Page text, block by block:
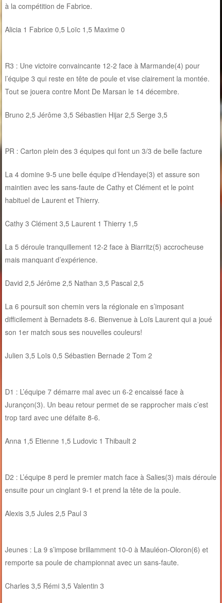
à la compétition de Fabrice.
Alicia 1 Fabrice 0,5 Loïc 1,5 Maxime 0
R3 : Une victoire convaincante 12-2 face à Marmande(4) pour
l’équipe 3 qui reste en tête de poule et vise clairement la montée.
Tout se jouera contre Mont De Marsan le 14 décembre.
Bruno 2,5 Jérôme 3,5 Sébastien Hijar 2,5 Serge 3,5
PR : Carton plein des 3 équipes qui font un 3/3 de belle facture
La 4 domine 9-5 une belle équipe d’Hendaye(3) et assure son
maintien avec les sans-faute de Cathy et Clément et le point
habituel de Laurent et Thierry.
Cathy 3 Clément 3,5 Laurent 1 Thierry 1,5
La 5 déroule tranquillement 12-2 face à Biarritz(5) accrocheuse
mais manquant d’expérience.
David 2,5 Jérôme 2,5 Nathan 3,5 Pascal 2,5
La 6 poursuit son chemin vers la régionale en s’imposant
difficilement à Bernadets 8-6. Bienvenue à Loïs Laurent qui a joué
son 1er match sous ses nouvelles couleurs!
Julien 3,5 Loïs 0,5 Sébastien Bernade 2 Tom 2
D1 : L’équipe 7 démarre mal avec un 6-2 encaissé face à
Jurançon(3). Un beau retour permet de se rapprocher mais c’est
trop tard avec une défaite 8-6.
Anna 1,5 Etienne 1,5 Ludovic 1 Thibault 2
D2 : L’équipe 8 perd le premier match face à Salies(3) mais déroule
ensuite pour un cinglant 9-1 et prend la tête de la poule.
Alexis 3,5 Jules 2,5 Paul 3
Jeunes : La 9 s’impose brillamment 10-0 à Mauléon-Oloron(6) et
remporte sa poule de championnat avec un sans-faute.
Charles 3,5 Rémi 3,5 Valentin 3